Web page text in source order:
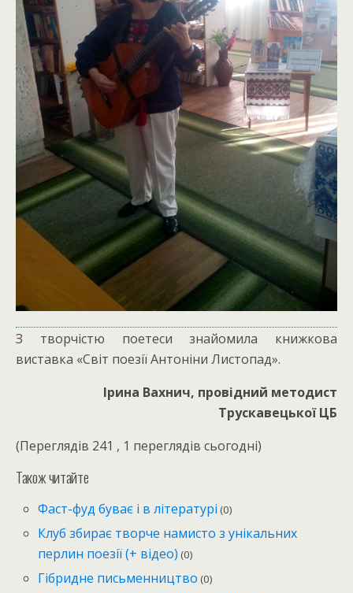
З творчістю поетеси знайомила книжкова
виставка «Світ поезії Антоніни Листопад».
Ірина Вахнич, провідний методист
Трускавецької ЦБ
(Переглядів 241 , 1 переглядів сьогодні)
Також читайте
Фаст-фуд буває і в літературі (0)
Клуб збирає творче намисто з унікальних
перлин поезії (+ відео) (0)
Гібридне письменництво (0)